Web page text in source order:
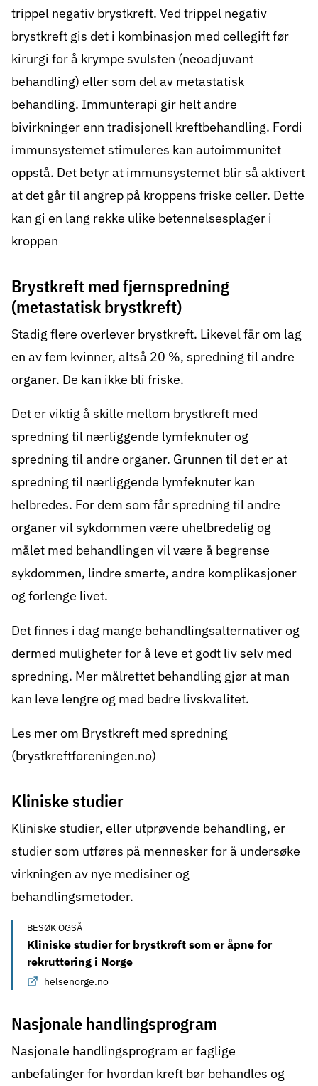
trippel negativ brystkreft. Ved trippel negativ
brystkreft gis det i kombinasjon med cellegift før
kirurgi for å krympe svulsten (neoadjuvant
behandling) eller som del av metastatisk
behandling. Immunterapi gir helt andre
bivirkninger enn tradisjonell kreftbehandling. Fordi
immunsystemet stimuleres kan autoimmunitet
oppstå. Det betyr at immunsystemet blir så aktivert
at det går til angrep på kroppens friske celler. Dette
kan gi en lang rekke ulike betennelsesplager i
kroppen
Brystkreft med fjernspredning
(metastatisk brystkreft)
Stadig flere overlever brystkreft. Likevel får om lag
en av fem kvinner, altså 20 %, spredning til andre
organer. De kan ikke bli friske.
Det er viktig å skille mellom brystkreft med
spredning til nærliggende lymfeknuter og
spredning til andre organer. Grunnen til det er at
spredning til nærliggende lymfeknuter kan
helbredes. For dem som får spredning til andre
organer vil sykdommen være uhelbredelig og
målet med behandlingen vil være å begrense
sykdommen, lindre smerte, andre komplikasjoner
og forlenge livet.
Det finnes i dag mange behandlingsalternativer og
dermed muligheter for å leve et godt liv selv med
spredning. Mer målrettet behandling gjør at man
kan leve lengre og med bedre livskvalitet.
Les mer om Brystkreft med spredning
(brystkreftforeningen.no)
Kliniske studier
Kliniske studier, eller utprøvende behandling, er
studier som utføres på mennesker for å undersøke
virkningen av nye medisiner og
behandlingsmetoder.
BESØK OGSÅ
Kliniske studier for brystkreft som er åpne for
rekruttering i Norge
helsenorge.no
Nasjonale handlingsprogram
Nasjonale handlingsprogram er faglige
anbefalinger for hvordan kreft bør behandles og